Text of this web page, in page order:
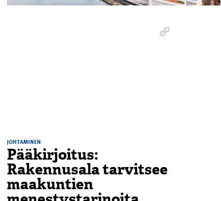
JOHTAMINEN
Pääkirjoitus:
Rakennusala tarvitsee
maakuntien